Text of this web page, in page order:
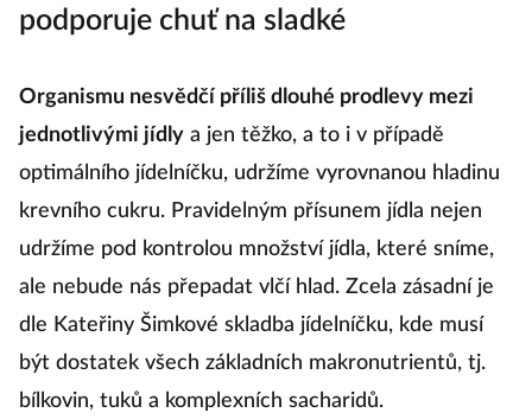
podporuje chuť na sladké
Organismu nesvědčí příliš dlouhé prodlevy mezi
jednotlivými jídly a jen těžko, a to i v případě
optimálního jídelníčku, udržíme vyrovnanou hladinu
krevního cukru. Pravidelným přísunem jídla nejen
udržíme pod kontrolou množství jídla, které sníme,
ale nebude nás přepadat vlčí hlad. Zcela zásadní je
dle Kateřiny Šimkové skladba jídelníčku, kde musí
být dostatek všech základních makronutrientů, tj.
bílkovin, tuků a komplexních sacharidů.